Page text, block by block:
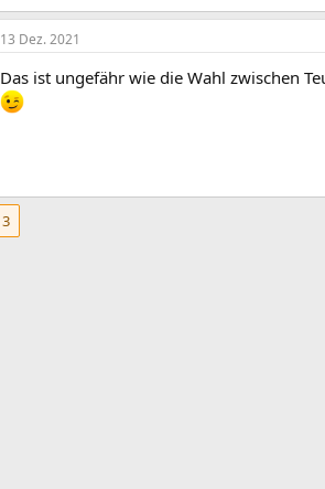
13 Dez. 2021
Das ist ungefähr wie die Wahl zwischen
3